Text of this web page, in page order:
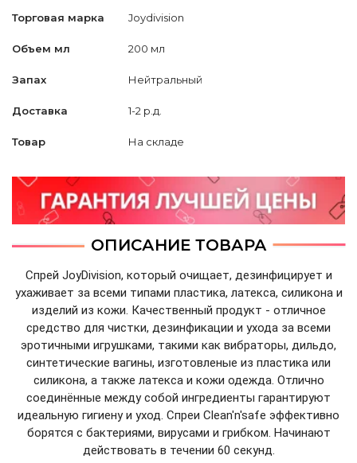
Торговая марка Joydivision
Объем мл 200 мл
Запах Нейтральный
Доставка 1-2 р.д.
Товар На складе
ОПИСАНИЕ ТОВАРА
Спрей JoyDivision, который очищает, дезинфицирует и
ухаживает за всеми типами пластика, латекса, силикона и
изделий из кожи. Качественный продукт - отличное
средство для чистки, дезинфикации и ухода за всеми
эротичными игрушками, такими как вибраторы, дильдо,
синтетические вагины, изготовленые из пластика или
силикона, а также латекса и кожи одежда. Отлично
соединённые между собой ингредиенты гарантируют
идеальную гигиену и уход. Спреи Clean'n'safe эффективно
борятся с бактериями, вирусами и грибком. Начинают
действовать в течении 60 секунд.